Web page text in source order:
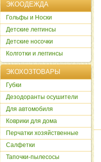
ЭКООДЕЖДА
Гольфы и Носки
Детские леггинсы
Детские носочки
Колготки и леггинсы
ЭКОХОЗТОВАРЫ
Губки
Дезодоранты осушители
Для автомобиля
Коврики для дома
Перчатки хозяйственные
Салфетки
Тапочки-пылесосы